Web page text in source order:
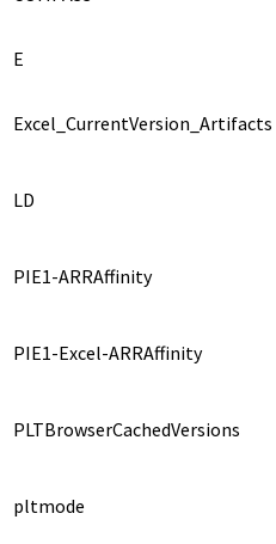
E
Excel_CurrentVersion_Artifacts
LD
PIE1-ARRAffinity
PIE1-Excel-ARRAffinity
PLTBrowserCachedVersions
pltmode